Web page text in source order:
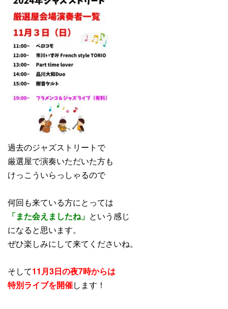
過去のジャズストリートで
厳選屋で演奏いただいた方も
けっこういらっしゃるので
何回も来ている方にとっては
「また会えましたね」 という感じ
になると思います。
ぜひ楽しみにして来てくださいね。
そして11月3日の夜7時からは
特別ライブを開催します！